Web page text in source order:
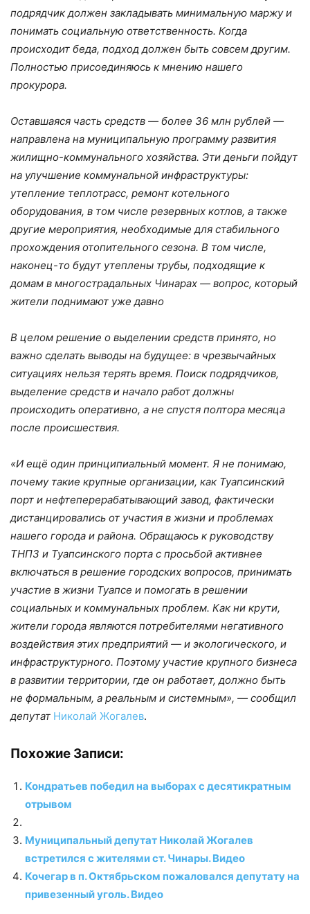
подрядчик должен закладывать минимальную маржу и
понимать социальную ответственность. Когда
происходит беда, подход должен быть совсем другим.
Полностью присоединяюсь к мнению нашего
прокурора.
Оставшаяся часть средств — более 36 млн рублей —
направлена на муниципальную программу развития
жилищно-коммунального хозяйства. Эти деньги пойдут
на улучшение коммунальной инфраструктуры:
утепление теплотрасс, ремонт котельного
оборудования, в том числе резервных котлов, а также
другие мероприятия, необходимые для стабильного
прохождения отопительного сезона. В том числе,
наконец-то будут утеплены трубы, подходящие к
домам в многострадальных Чинарах — вопрос, который
жители поднимают уже давно
В целом решение о выделении средств принято, но
важно сделать выводы на будущее: в чрезвычайных
ситуациях нельзя терять время. Поиск подрядчиков,
выделение средств и начало работ должны
происходить оперативно, а не спустя полтора месяца
после происшествия.
«И ещё один принципиальный момент. Я не понимаю,
почему такие крупные организации, как Туапсинский
порт и нефтеперерабатывающий завод, фактически
дистанцировались от участия в жизни и проблемах
нашего города и района. Обращаюсь к руководству
ТНПЗ и Туапсинского порта с просьбой активнее
включаться в решение городских вопросов, принимать
участие в жизни Туапсе и помогать в решении
социальных и коммунальных проблем. Как ни крути,
жители города являются потребителями негативного
воздействия этих предприятий — и экологического, и
инфраструктурного. Поэтому участие крупного бизнеса
в развитии территории, где он работает, должно быть
не формальным, а реальным и системным», — сообщил
депутат Николай Жогалев.
Похожие Записи:
Кондратьев победил на выборах с десятикратным
отрывом
Муниципальный депутат Николай Жогалев
встретился с жителями ст. Чинары. Видео
Кочегар в п. Октябрьском пожаловался депутату на
привезенный уголь. Видео